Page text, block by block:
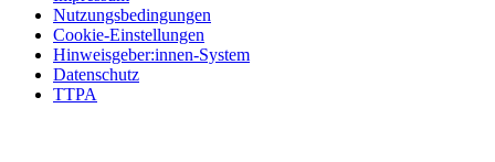
Nutzungsbedingungen
Cookie-Einstellungen
Hinweisgeber:innen-System
Datenschutz
TTPA